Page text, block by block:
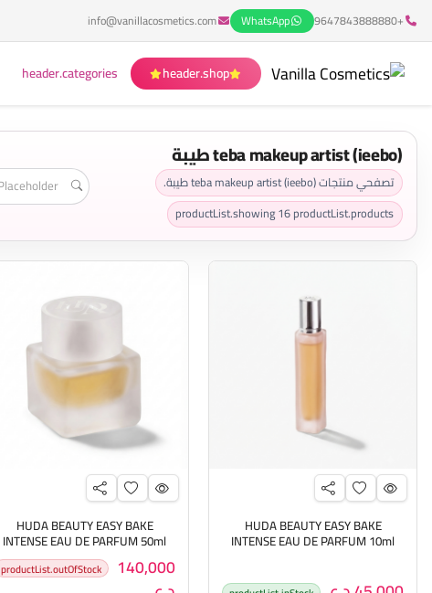
+9647843888880
WhatsApp
info@vanillacosmetics.com
header.shop
header.categories
teba makeup artist (ieebo) طيبة
تصفحي منتجات teba makeup artist (ieebo) طيبة.
productList.showing16productList.products
HUDA BEAUTY EASY BAKE
INTENSE EAU DE PARFUM 10ml
HUDA BEAUTY EASY BAKE
INTENSE EAU DE PARFUM 50ml
هدى بيوتي عطر للجنسين140,000
productList.outOfStock